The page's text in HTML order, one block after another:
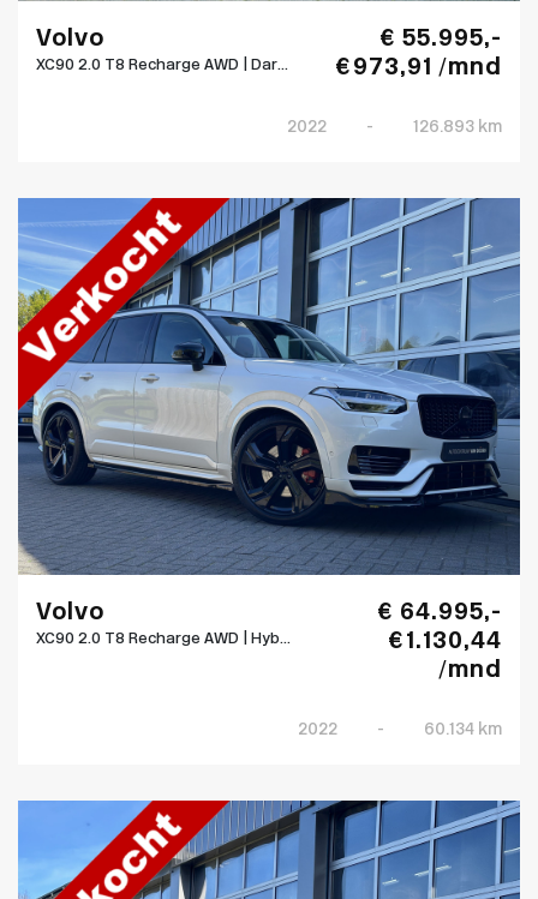
Volvo
XC90 2.0 T8 Recharge AWD | Dar...
€ 55.995,-
€ 973,91 /mnd
2022 - 126.893 km
Volvo
XC90 2.0 T8 Recharge AWD | Hyb...
€ 64.995,-
€ 1.130,44
/mnd
2022 - 60.134 km